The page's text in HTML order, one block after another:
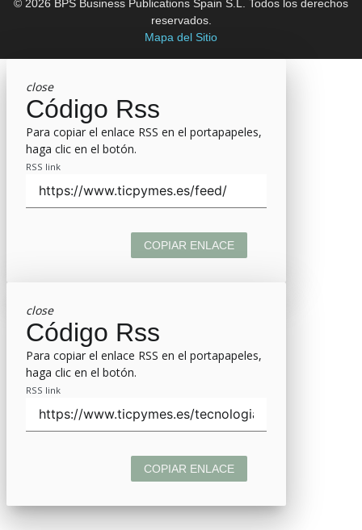
© 2026 BPS Business Publications Spain S.L. Todos los derechos
reservados.
Mapa del Sitio
close
Código Rss
Para copiar el enlace RSS en el portapapeles,
haga clic en el botón.
RSS link
COPIAR ENLACE
close
Código Rss
Para copiar el enlace RSS en el portapapeles,
haga clic en el botón.
RSS link
COPIAR ENLACE